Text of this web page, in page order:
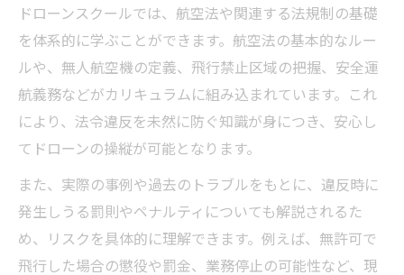
ドローンスクールでは、航空法や関連する法規制の基礎
を体系的に学ぶことができます。航空法の基本的なルー
ルや、無人航空機の定義、飛行禁止区域の把握、安全運
航義務などがカリキュラムに組み込まれています。これ
により、法令違反を未然に防ぐ知識が身につき、安心し
てドローンの操縦が可能となります。
また、実際の事例や過去のトラブルをもとに、違反時に
発生しうる罰則やペナルティについても解説されるた
め、リスクを具体的に理解できます。例えば、無許可で
飛行した場合の懲役や罰金、業務停止の可能性など、現